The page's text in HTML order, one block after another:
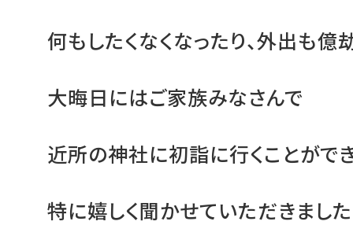
何もしたくなくなったり、外出も
大晦日にはご家族みなさんで
近所の神社に初詣に行くことがで
特に嬉しく聞かせていただきました